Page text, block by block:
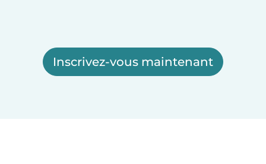
Inscrivez-vous maintenant